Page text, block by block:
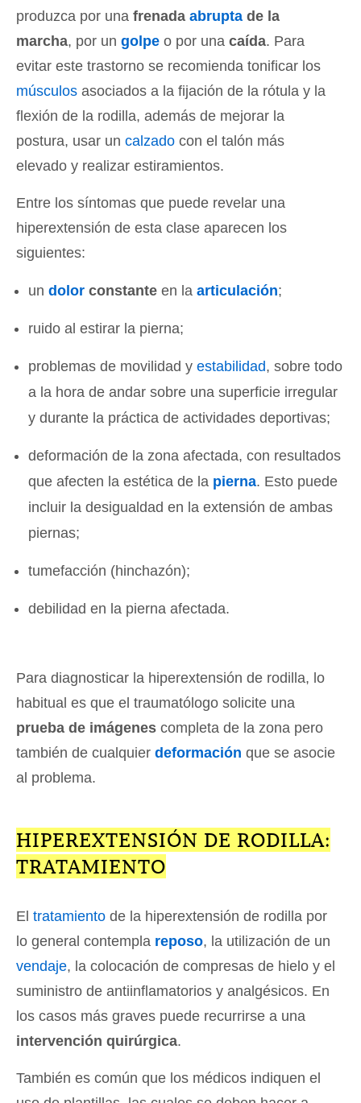
produzca por una frenada abrupta de la
marcha, por un golpe o por una caída. Para
evitar este trastorno se recomienda tonificar los
músculos asociados a la fijación de la rótula y la
flexión de la rodilla, además de mejorar la
postura, usar un calzado con el talón más
elevado y realizar estiramientos.
Entre los síntomas que puede revelar una
hiperextensión de esta clase aparecen los
siguientes:
undolor constante en laarticulación;
ruido al estirar la pierna;
problemas de movilidad yestabilidad, sobre todo
a la hora de andar sobre una superficie irregular
y durante la práctica de actividades deportivas;
deformación de la zona afectada, con resultados
que afecten la estética de la pierna. Esto puede
incluir la desigualdad en la extensión de ambas
piernas;
tumefacción (hinchazón);
debilidad en la pierna afectada.
Para diagnosticar la hiperextensión de rodilla, lo
habitual es que el traumatólogo solicite una
prueba de imágenes completa de la zona pero
también de cualquier deformación que se asocie
al problema.
HIPEREXTENSIÓN DE RODILLA:
TRATAMIENTO
El tratamiento de la hiperextensión de rodilla por
lo general contempla reposo, la utilización de un
vendaje, la colocación de compresas de hielo y el
suministro de antiinflamatorios y analgésicos. En
los casos más graves puede recurrirse a una
intervención quirúrgica.
También es común que los médicos indiquen el